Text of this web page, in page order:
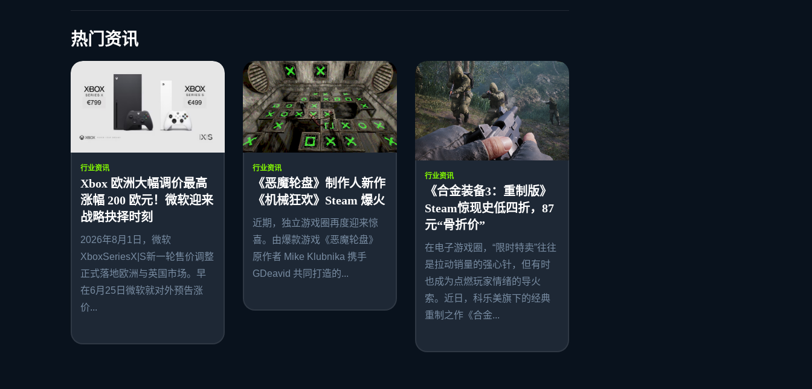
热门资讯
行业资讯
Xbox 欧洲大幅调价最高
涨幅 200 欧元！微软迎来
战略抉择时刻
2026年8月1日，微软
XboxSeriesX|S新一轮售价调整
正式落地欧洲与英国市场。早
在6月25日微软就对外预告涨
价...
行业资讯
《恶魔轮盘》制作人新作
《机械狂欢》Steam 爆火
近期，独立游戏圈再度迎来惊
喜。由爆款游戏《恶魔轮盘》
原作者 Mike Klubnika 携手
GDeavid 共同打造的...
行业资讯
《合金装备3：重制版》
Steam惊现史低四折，87
元“骨折价”
在电子游戏圈，“限时特卖”往往
是拉动销量的强心针，但有时
也成为点燃玩家情绪的导火
索。近日，科乐美旗下的经典
重制之作《合金...